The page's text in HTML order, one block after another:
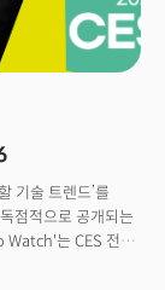
기술 트렌드’를
점적으로 공개되는
는 CES 전시
현지시각),